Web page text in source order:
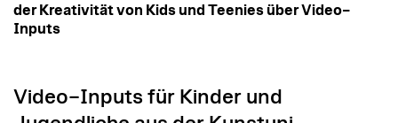
der Kreativität von Kids und Teenies über Video–
Inputs
Video–Inputs für Kinder und